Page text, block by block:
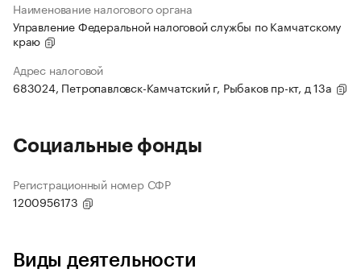
Наименование налогового органа
Управление Федеральной налоговой службы по Камчатскому
краю
Адрес налоговой
683024, Петропавловск-Камчатский г, Рыбаков пр-кт, д 13а
Социальные фонды
Регистрационный номер СФР
1200956173
Виды деятельности